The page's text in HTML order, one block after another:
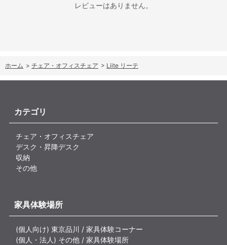
レビューはありません。
ホーム > チェア・オフィスチェア > Liite リーテ
カテゴリ
チェア・オフィスチェア
デスク・昇降デスク
収納
その他
家具体験場所
(個人向け) 東京品川 / 家具体験コーナー
(個人・法人) その他 / 家具体験場所